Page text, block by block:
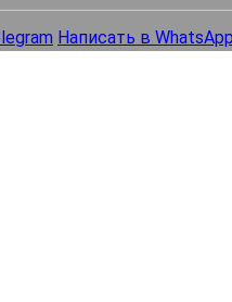
Написать в